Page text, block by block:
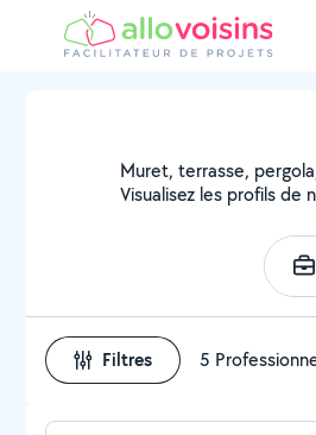
Muret, terrasse,
Visualisez les profils de
Filtres 5